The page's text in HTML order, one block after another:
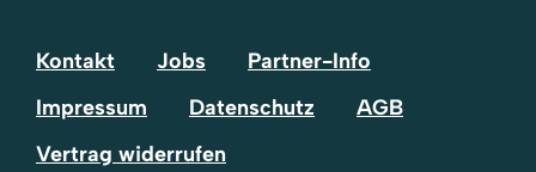
Kontakt Jobs
Partner-Info
Impressum
Datenschutz
AGB
Vertrag widerrufen